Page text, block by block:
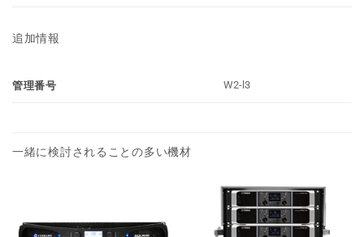
追加情報
管理番号 W2-l3
一緒に検討されることの多い機材